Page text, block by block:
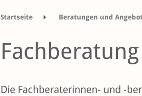
Startseite Beratungen und
Die Fachberaterinnen- und -